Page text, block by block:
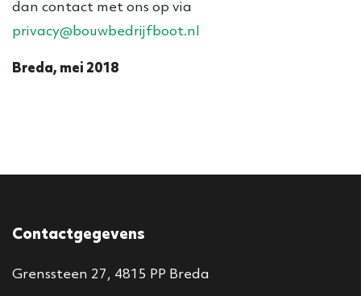
dan contact met ons op via
privacy@bouwbedrijfboot.nl
Breda, mei 2018
Contactgegevens
Grenssteen 27, 4815 PP Breda